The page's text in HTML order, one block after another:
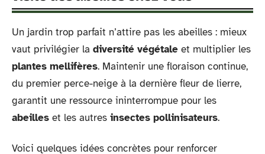
Un jardin trop parfait n’attire pas les abeilles : mieux
vaut privilégier la diversité végétale et multiplier les
plantes mellifères. Maintenir une floraison continue,
du premier perce-neige à la dernière fleur de lierre,
garantit une ressource ininterrompue pour les
abeilles et les autres insectes pollinisateurs.
Voici quelques idées concrètes pour renforcer